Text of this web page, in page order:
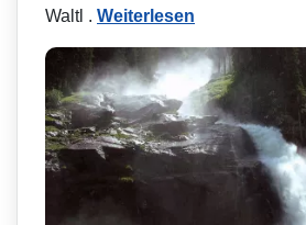
Waltl . Weiterlesen